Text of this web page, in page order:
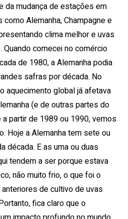
da mudança de estações em
Alemanha, Champagne e
clima melhor e uvas
Quando comecei no comércio
de 1980, a Alemanha podia
safras por década. No
aquecimento global já afetava
(e de outras partes do
partir de 1989 ou 1990, vemos
Hoje a Alemanha tem sete ou
década. E as uma ou duas
tendem a ser porque estava
não muito frio, o que foi o
de cultivo de uvas
fica claro que o